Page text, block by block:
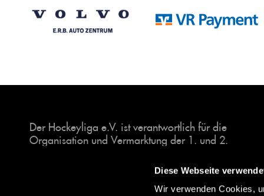
Diese Webseite
Wir verwenden Cookies,
Der Hockeyliga e.V. ist verantwortlich für die
Organisation und Vermarktung der 1. und 2.
Halle. Insgesamt sind über 60 Vereine unter dem
Dach der Hockeyliga organisiert, sowohl im
Herren als auch im Damen Bereich.